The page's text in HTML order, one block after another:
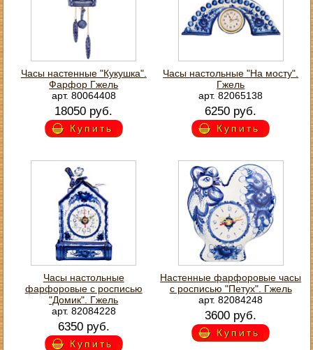
Часы настенные "Кукушка".
Фарфор Гжель
арт. 80064408
18050 руб.
Купить
Часы настольные "На мосту".
Гжель
арт. 82065138
6250 руб.
Купить
Часы настольные
фарфоровые с росписью
"Домик". Гжель
арт. 82084228
6350 руб.
Купить
Настенные фарфоровые часы
с росписью "Петух". Гжель
арт. 82084248
3600 руб.
Купить